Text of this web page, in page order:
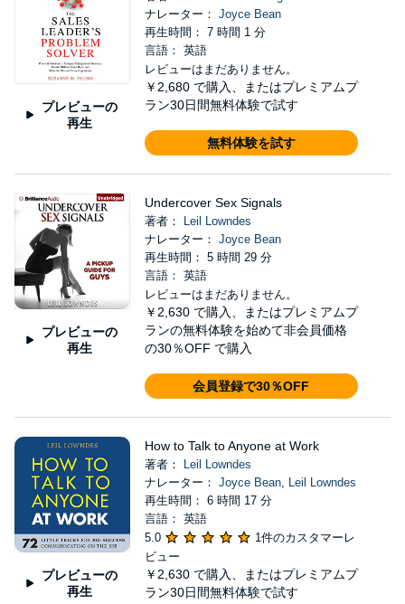
プレビューの
再生
ナレーター： Joyce Bean
再生時間： 7 時間 1 分
言語： 英語
レビューはまだありません。
￥2,680 で購入、またはプレミアムプ
ラン30日間無料体験で試す
無料体験を試す
プレビューの
再生
Undercover Sex Signals
著者：
Leil Lowndes
ナレーター： Joyce Bean
再生時間： 5 時間 29 分
言語： 英語
レビューはまだありません。
￥2,630 で購入、またはプレミアムプ
ランの無料体験を始めて非会員価格
の30％OFF で購入
会員登録で30％OFF
プレビューの
再生
How to Talk to Anyone at Work
著者：
Leil Lowndes
ナレーター： Joyce Bean, Leil Lowndes
再生時間： 6 時間 17 分
言語： 英語
5.0
1件のカスタマーレ
ビュー
￥2,630 で購入、またはプレミアムプ
ラン30日間無料体験で試す